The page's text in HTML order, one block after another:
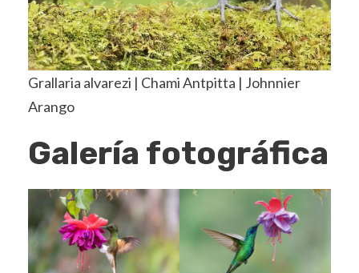
Grallaria alvarezi | Chami Antpitta | Johnnier
Arango
Galería fotográfica